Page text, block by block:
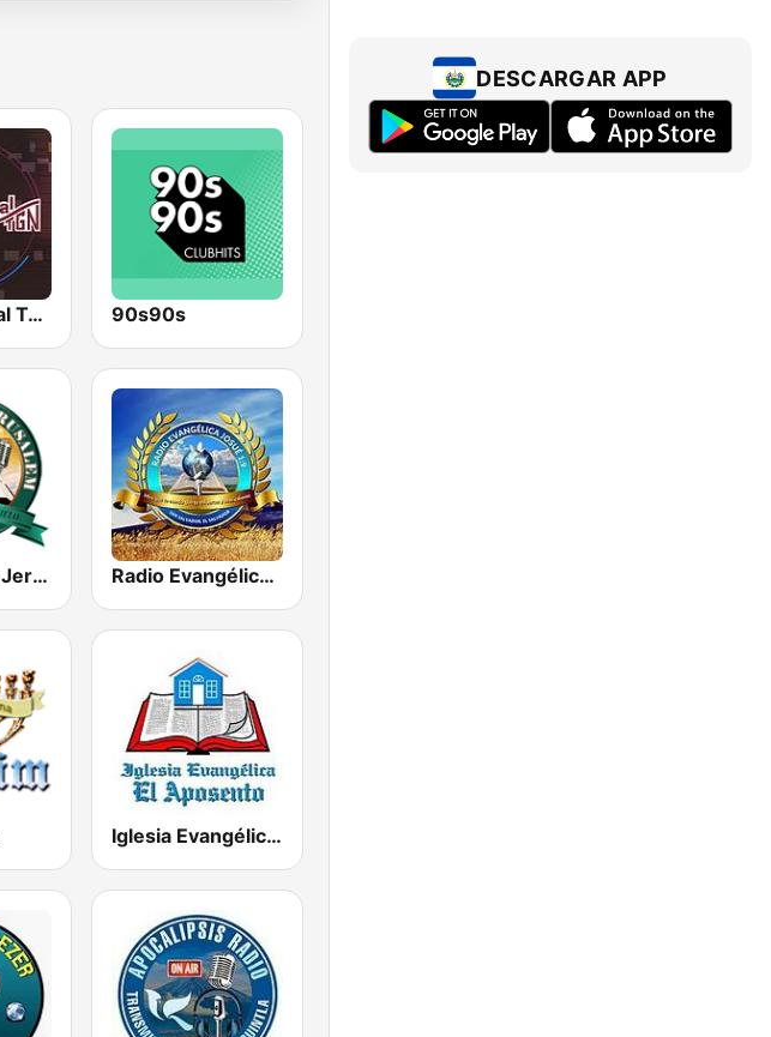
Radio Cultural TGN 90s90s
Radio Nueva Jerusalem Radio Evangélica Josué
Iglesia Evangélica El Aposento
DESCARGAR APP